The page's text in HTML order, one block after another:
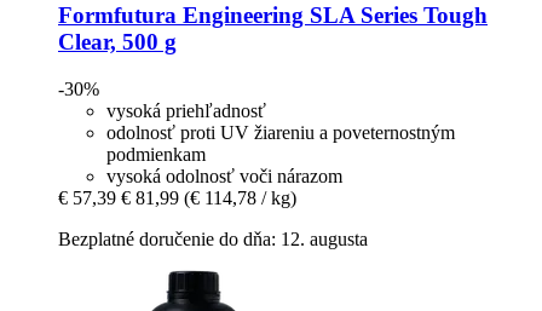
Formfutura Engineering SLA Series Tough
Clear, 500 g
-30%
vysoká priehľadnosť
odolnosť proti UV žiareniu a poveternostným
podmienkam
vysoká odolnosť voči nárazom
€ 57,39 € 81,99 (€ 114,78 / kg)
Bezplatné doručenie do dňa: 12. augusta